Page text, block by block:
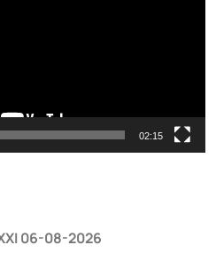
02:15
06-08-2026